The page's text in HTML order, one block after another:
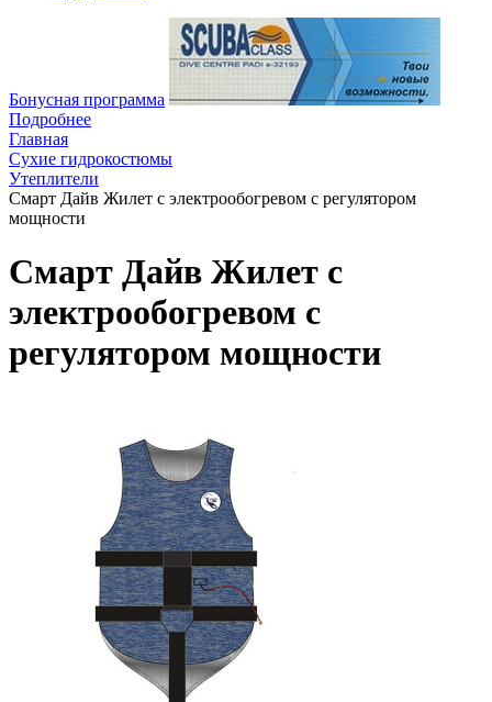
Бонусная программа
Подробнее
Главная
Сухие гидрокостюмы
Утеплители
Смарт Дайв Жилет с электрообогревом с регулятором
мощности
Смарт Дайв Жилет с
электрообогревом с
регулятором мощности